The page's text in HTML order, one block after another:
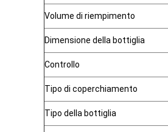
Volume di riempimento
Dimensione della bottiglia
Controllo
Tipo di coperchiamento
Tipo della bottiglia